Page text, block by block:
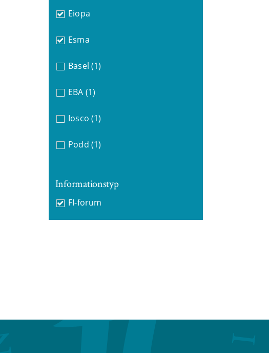
Eiopa
Esma
Basel (1)
EBA (1)
Iosco (1)
Podd (1)
Informationstyp
FI-forum